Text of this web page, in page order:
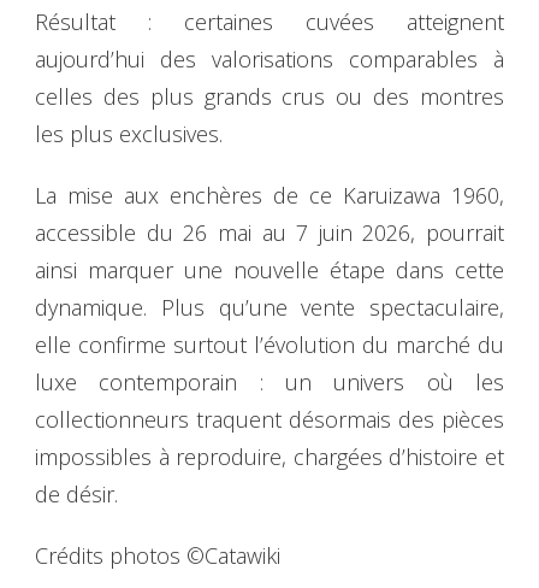
Résultat : certaines cuvées atteignent
aujourd’hui des valorisations comparables à
celles des plus grands crus ou des montres
les plus exclusives.
La mise aux enchères de ce Karuizawa 1960,
accessible du 26 mai au 7 juin 2026, pourrait
ainsi marquer une nouvelle étape dans cette
dynamique. Plus qu’une vente spectaculaire,
elle confirme surtout l’évolution du marché du
luxe contemporain : un univers où les
collectionneurs traquent désormais des pièces
impossibles à reproduire, chargées d’histoire et
de désir.
Crédits photos ©Catawiki